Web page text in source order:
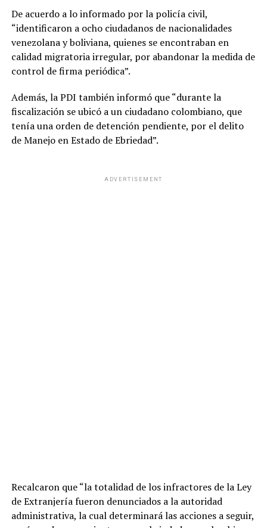
De acuerdo a lo informado por la policía civil,
“identificaron a ocho ciudadanos de nacionalidades
venezolana y boliviana, quienes se encontraban en
calidad migratoria irregular, por abandonar la medida de
control de firma periódica”.
Además, la PDI también informó que “durante la
fiscalización se ubicó a un ciudadano colombiano, que
tenía una orden de detención pendiente, por el delito
de Manejo en Estado de Ebriedad”.
ADVERTISEMENT
Recalcaron que “la totalidad de los infractores de la Ley
de Extranjería fueron denunciados a la autoridad
administrativa, la cual determinará las acciones a seguir,